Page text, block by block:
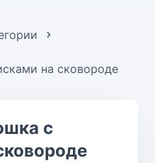
на сковороде
с